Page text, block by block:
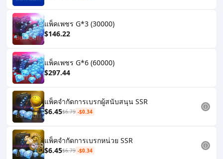
แพ็คเพชร G*3 (30000)
$146.22
แพ็คเพชร G*6 (60000)
$297.44
แพ็คจำกัดการเบรกผู้สนับสนุน SSR
$6.45$6.79 -$0.34
แพ็คจำกัดการเบรกหน่วย SSR
$6.45$6.79 -$0.34